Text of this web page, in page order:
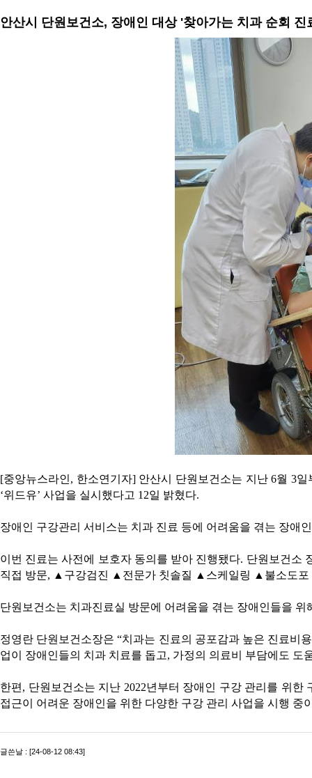
안산시 단원보건소, 장애인 대상 '찾아가는 치과 순회 진
[중앙뉴스라인, 한소연기자] 안산시 단원보건소는 지난 6월 3
‘위드유’ 사업을 실시했다고 12일 밝혔다.
장애인 구강관리 서비스는 치과 진료 등에 어려움을 겪는 장애
이번 진료는 사전에 보호자 동의를 받아 진행됐다. 단원보건소
직접 방문, ▲구강검진 ▲전문가 칫솔질 ▲스케일링 ▲불소도포
단원보건소는 치과진료실 방문에 어려움을 겪는 장애인들을
정영란 단원보건소장은 “치과는 진료의 공포감과 높은 진료비
업이 장애인들의 치과 치료를 돕고, 가정의 의료비 부담에도 도
한편, 단원보건소는 지난 2022년부터 장애인 구강 관리를 위
접근이 어려운 장애인을 위한 다양한 구강 관리 사업을 시행 중
글쓴날 : [24-08-12 08:43]